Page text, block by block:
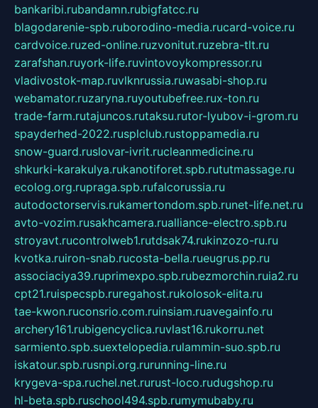
bankaribi.rubandamn.rubigfatcc.ru
blagodarenie-spb.ruborodino-media.rucard-voice.ru
cardvoice.ruzed-online.ruzvonitut.ruzebra-tlt.ru
zarafshan.ruyork-life.ruvintovoykompressor.ru
vladivostok-map.ruvlknrussia.ruwasabi-shop.ru
webamator.ruzaryna.ruyoutubefree.rux-ton.ru
trade-farm.rutajuncos.rutaksu.rutor-lyubov-i-grom.ru
spayderhed-2022.rusplclub.rustoppamedia.ru
snow-guard.ruslovar-ivrit.rucleanmedicine.ru
shkurki-karakulya.rukanotiforet.spb.rututmassage.ru
ecolog.org.rupraga.spb.rufalcorussia.ru
autodoctorservis.rukamertondom.spb.runet-life.net.ru
avto-vozim.rusakhcamera.rualliance-electro.spb.ru
stroyavt.rucontrolweb1.rutdsak74.rukinzozo-ru.ru
kvotka.ruiron-snab.rucosta-bella.rueugrus.pp.ru
associaciya39.ruprimexpo.spb.rubezmorchin.ruia2.ru
cpt21.ruispecspb.ruregahost.rukolosok-elita.ru
tae-kwon.ruconsrio.com.ruinsiam.ruavegainfo.ru
archery161.rubigencyclica.ruvlast16.rukorru.net
sarmiento.spb.suextelopedia.rulammin-suo.spb.ru
iskatour.spb.rusnpi.org.rurunning-line.ru
krygeva-spa.ruchel.net.rurust-loco.rudugshop.ru
hl-beta.spb.ruschool494.spb.rumymubaby.ru